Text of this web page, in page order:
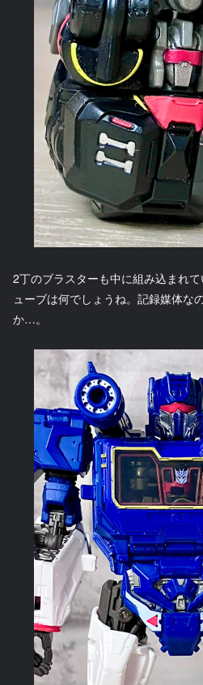
2丁のブラスターも中に組み込まれ
ューブは何でしょうね。記録媒体な
か…。